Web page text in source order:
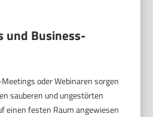
und Business-
oder Webinaren sorgen
sauberen und ungestörten
einen festen Raum angewiesen